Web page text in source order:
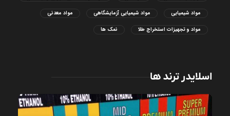
مواد شیمیایی مواد شیمیایی آزمایشگاهی مواد معدنی
مواد و تجهیزات استخراج طلا نمک ها
اسلایدر ترند ها